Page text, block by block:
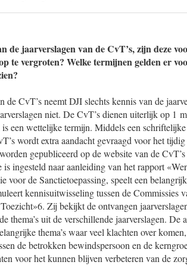
de jaarverslagen van de CvT’s, zijn deze
te vergroten? Welke termijnen gelden er
CvT’s neemt DJI slechts kennis van de
niet. De CvT’s dienen uiterlijk op 1
een wettelijke termijn. Middels een
wordt extra aandacht gevraagd voor het
gepubliceerd op de website van de
ingesteld naar aanleiding van het rapport
voor de Sanctietoepassing, speelt een
kennisuitwisseling tussen de Commissies
Zij bekijkt de ontvangen
thema’s uit de verschillende jaarverslagen.
thema’s waar veel klachten over
de betrokken bewindspersoon en de
voor het kunnen blijven verbeteren van de